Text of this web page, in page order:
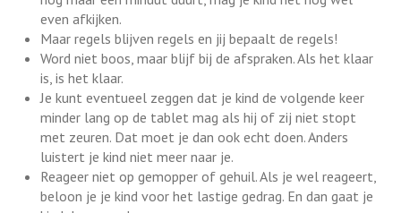
even afkijken.
Maar regels blijven regels en jij bepaalt de regels!
Word niet boos, maar blijf bij de afspraken. Als het klaar
is, is het klaar.
Je kunt eventueel zeggen dat je kind de volgende keer
minder lang op de tablet mag als hij of zij niet stopt
met zeuren. Dat moet je dan ook echt doen. Anders
luistert je kind niet meer naar je.
Reageer niet op gemopper of gehuil. Als je wel reageert,
beloon je je kind voor het lastige gedrag. En dan gaat je